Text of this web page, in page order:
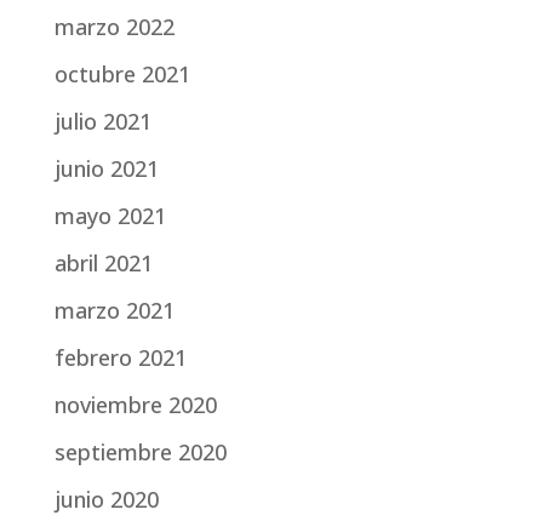
marzo 2022
octubre 2021
julio 2021
junio 2021
mayo 2021
abril 2021
marzo 2021
febrero 2021
noviembre 2020
septiembre 2020
junio 2020